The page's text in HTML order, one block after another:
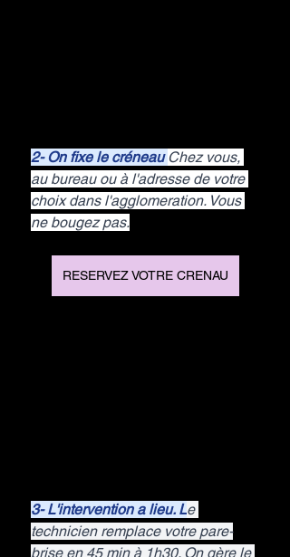
2- On fixe le créneau Chez vous,
au bureau ou à l'adresse de votre
choix dans l'agglomeration. Vous
ne bougez pas.
RESERVEZ VOTRE CRENAU
3- L'intervention a lieu. Le
technicien remplace votre pare-
brise en 45 min à 1h30. On gère le